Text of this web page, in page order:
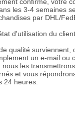
confirmé, votre
les 3-4 semaines
par DHL/
d'utilisation du
qualité surviennent,
un e-mail ou
les
et vous
24 heures.